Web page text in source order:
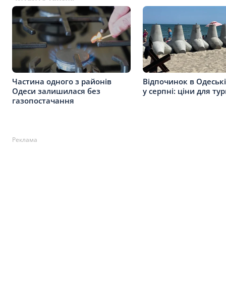
Частина одного з районів
Одеси залишилася без
газопостачання
Відпочинок в
у серпні: ціни для
Реклама